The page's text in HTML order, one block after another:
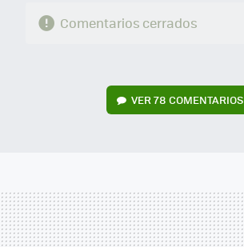
Comentarios cerrados
VER78 COMENTARIOS